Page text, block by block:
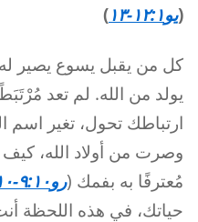
(يو١٢:١-١٣ )
كل من يقبل يسوع يصير
يولد من الله. لم تعد
ارتباطك تحول، تغير اسم
وصرت من أولاد الله،
مُعترفًا به بفمك (رو٩:١٠-١٠
حياتك، في هذه اللحظة